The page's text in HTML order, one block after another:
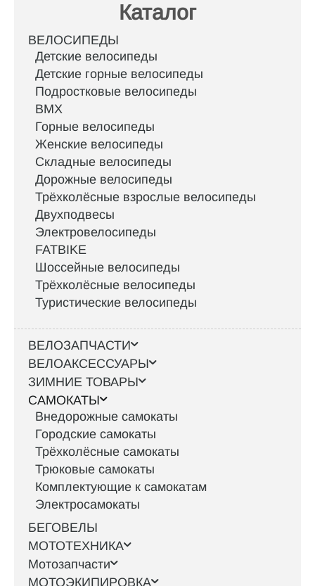
Каталог
ВЕЛОСИПЕДЫ
Детские велосипеды
Детские горные велосипеды
Подростковые велосипеды
BMX
Горные велосипеды
Женские велосипеды
Складные велосипеды
Дорожные велосипеды
Трёхколёсные взрослые велосипеды
Двухподвесы
Электровелосипеды
FATBIKE
Шоссейные велосипеды
Трёхколёсные велосипеды
Туристические велосипеды
ВЕЛОЗАПЧАСТИ
ВЕЛОАКСЕССУАРЫ
ЗИМНИЕ ТОВАРЫ
САМОКАТЫ
Внедорожные самокаты
Городские самокаты
Трёхколёсные самокаты
Трюковые самокаты
Комплектующие к самокатам
Электросамокаты
БЕГОВЕЛЫ
МОТОТЕХНИКА
Мотозапчасти
МОТОЭКИПИРОВКА